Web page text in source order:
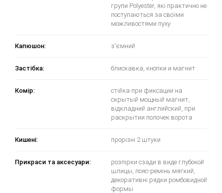
групи Polyester, які практично не
поступаються за своїми
можливостями пуху
Капюшон: з'ємний
Застібка: блискавка, кнопки и магнит
Комір:
стійка при фиксации на
скрытый мощный магнит,
відкладний английский, при
раскрытии полочек ворота
Кишені: прорізні 2 штуки
Прикраси та аксесуари:
розпірки сзади в виде глубокой
шлицы, пояс-ремінь мягкий,
декоративні рядки ромбовидной
формы